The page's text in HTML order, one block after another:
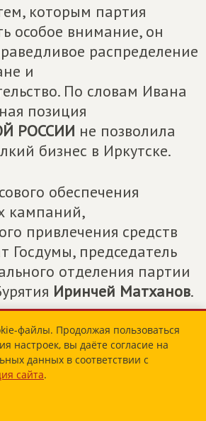
которым партия
особое внимание, он
распределение
и
По словам Ивана
позиция
РОССИИ не позволила
бизнес в Иркутске.
обеспечения
кампаний,
привлечения средств
Госдумы, председатель
отделения партии
Иринчей Матханов.
внимание на
этой проблемы и
Что касается отделения
Бурятия, то оно, по
готово к выборам.
файлы. Продолжая пользоваться
настроек, вы даёте согласие на
данных в соответствии с
сайта.